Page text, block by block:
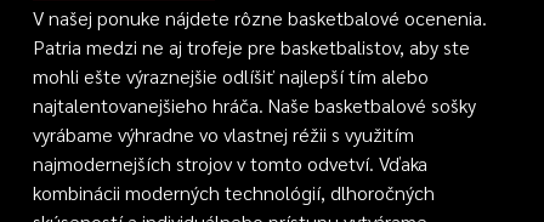
V našej ponuke nájdete rôzne basketbalové ocenenia.
Patria medzi ne aj trofeje pre basketbalistov, aby ste
mohli ešte výraznejšie odlíšiť najlepší tím alebo
najtalentovanejšieho hráča. Naše basketbalové sošky
vyrábame výhradne vo vlastnej réžii s využitím
najmodernejších strojov v tomto odvetví. Vďaka
kombinácii moderných technológií, dlhoročných